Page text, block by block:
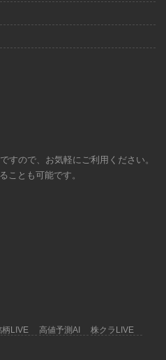
すので、お気軽にご利用ください。
ことも可能です。
柄LIVE 高値予測AI 株クラLIVE